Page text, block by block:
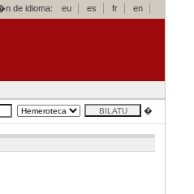
de idioma: eu es fr en
�